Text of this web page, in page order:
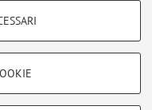
del sito.